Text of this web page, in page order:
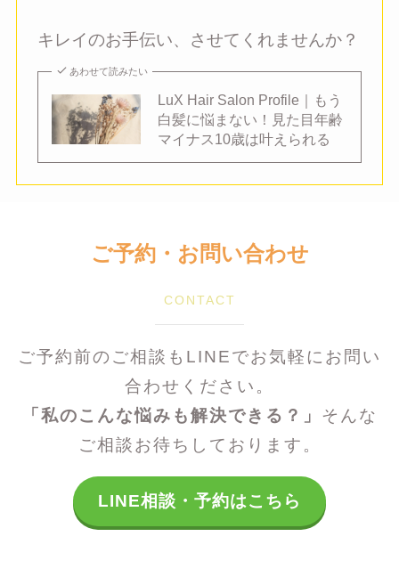
キレイのお手伝い、させてくれませんか？
あわせて読みたい
LuX Hair Salon Profile｜もう
白髪に悩まない！見た目年齢
マイナス10歳は叶えられる
ご予約・お問い合わせ
CONTACT
ご予約前のご相談もLINEでお気軽にお問い
合わせください。
「私のこんな悩みも解決できる？」
そんな
ご相談お待ちしております。
LINE相談・予約はこちら